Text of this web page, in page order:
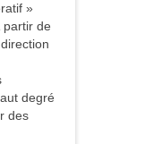
»
partir de
degré
des